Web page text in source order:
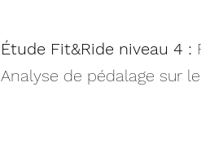
Étude Fit&Ride niveau 4 :
Analyse de pédalage sur